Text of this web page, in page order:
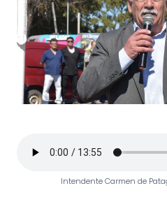
Intendente Carmen de